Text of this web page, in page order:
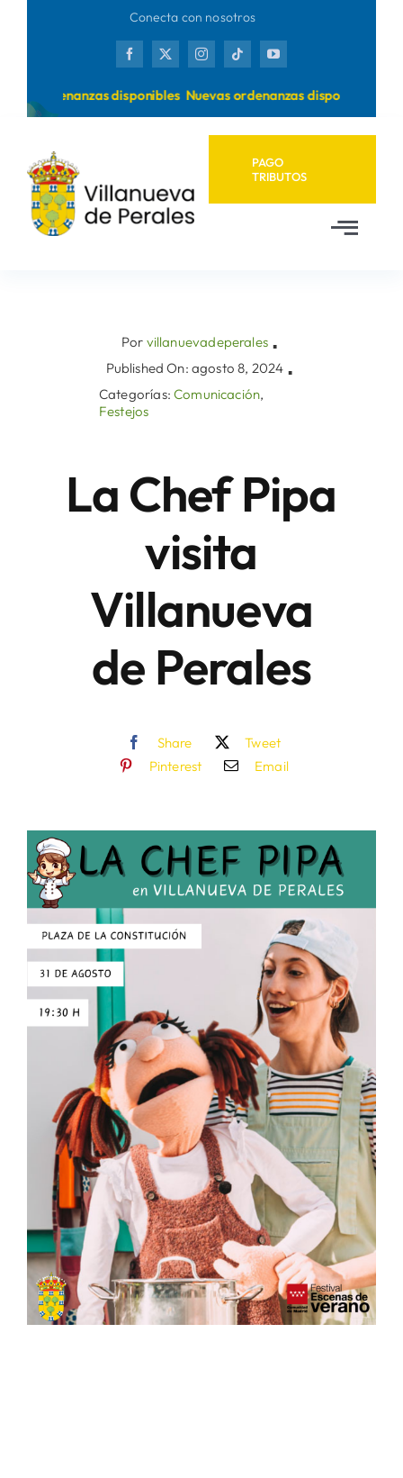
Conecta con nosotros
ordenanzas disponibles Nuevas ordenanzas disponibles
PAGO
TRIBUTOS
Ayuntamiento
Sede Electrónica
Por villanuevadeperales ▪
Published On: agosto 8, 2024 ▪
Categorías:Comunicación,
Festejos
La Chef Pipa
visita
Villanueva
de Perales
Share
Tweet
Pinterest
Email